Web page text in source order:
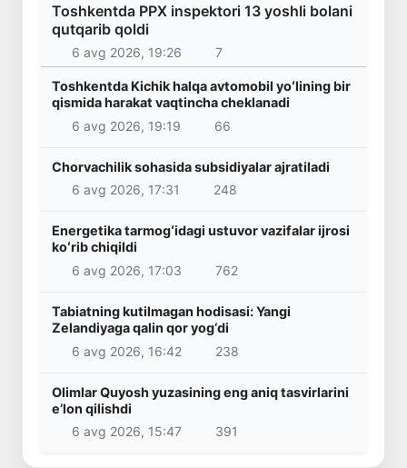
Toshkentda PPX inspektori 13 yoshli bolani
qutqarib qoldi
6 avg 2026, 19:26 7
Toshkentda Kichik halqa avtomobil yoʻlining bir
qismida harakat vaqtincha cheklanadi
6 avg 2026, 19:19
66
Chorvachilik sohasida subsidiyalar ajratiladi
6 avg 2026, 17:31
248
Energetika tarmogʻidagi ustuvor vazifalar ijrosi
koʻrib chiqildi
6 avg 2026, 17:03
762
Tabiatning kutilmagan hodisasi: Yangi
Zelandiyaga qalin qor yog‘di
6 avg 2026, 16:42
238
Olimlar Quyosh yuzasining eng aniq tasvirlarini
e’lon qilishdi
6 avg 2026, 15:47
391